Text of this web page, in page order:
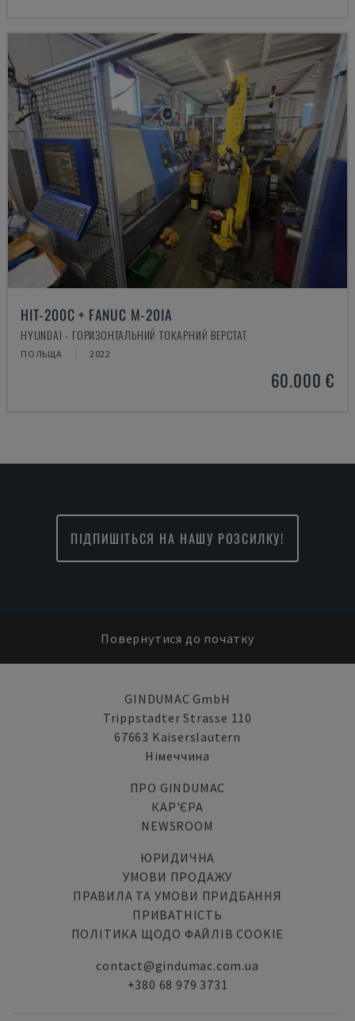
HIT-200C + FANUC M-20IA
HYUNDAI - ГОРИЗОНТАЛЬНИЙ ТОКАРНИЙ ВЕРСТАТ
ПОЛЬЩА 2022
60.000 €
ПІДПИШІТЬСЯ НА НАШУ РОЗСИЛКУ!
Повернутися до початку
GINDUMAC GmbH
Trippstadter Strasse 110
67663 Kaiserslautern
Німеччина
ПРО GINDUMAC
КАР'ЄРА
NEWSROOM
ЮРИДИЧНА
УМОВИ ПРОДАЖУ
ПРАВИЛА ТА УМОВИ ПРИДБАННЯ
ПРИВАТНІСТЬ
ПОЛІТИКА ЩОДО ФАЙЛІВ COOKIE
contact@gindumac.com.ua
+380 68 979 3731